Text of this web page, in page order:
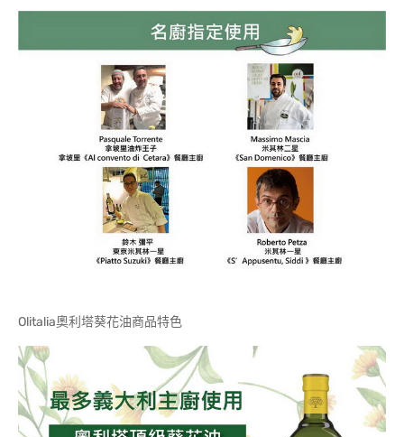
Olitalia奧利塔葵花油商品特色